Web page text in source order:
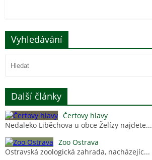
Vyhledávání
Další články
Čertovy hlavy
Nedaleko Liběchova u obce Želízy najdete...
Zoo Ostrava
Ostravská zoologická zahrada, nacházejíc...